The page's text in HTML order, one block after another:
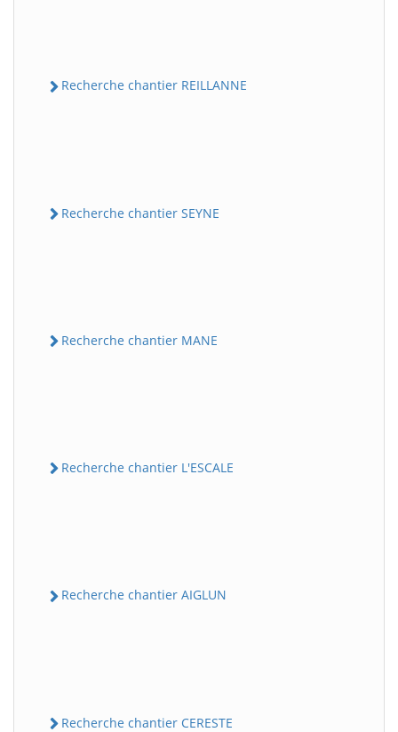
Recherche chantier REILLANNE
Recherche chantier SEYNE
Recherche chantier MANE
Recherche chantier L'ESCALE
Recherche chantier AIGLUN
Recherche chantier CERESTE